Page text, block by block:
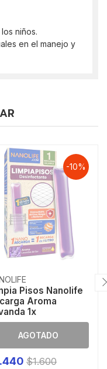
niños.
en el manejo y
-10%
Pisos Nanolife
Aroma
1x
AGOTADO
$1.600